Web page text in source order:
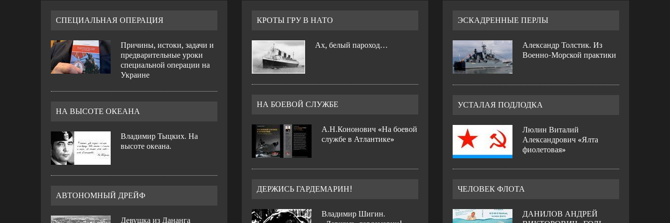
СПЕЦИАЛЬНАЯ ОПЕРАЦИЯ
Причины, истоки, задачи и
предварительные уроки
специальной операции на
Украине
НА ВЫСОТЕ ОКЕАНА
Владимир Тыцких. На
высоте океана.
АВТОНОМНЫЙ ДРЕЙФ
Девушка из Дананга
КРОТЫ ГРУ В НАТО
Ах, белый пароход…
НА БОЕВОЙ СЛУЖБЕ
А.Н.Кононович «На боевой
службе в Атлантике»
ДЕРЖИСЬ ГАРДЕМАРИН!
Владимир Шигин.
ЭСКАДРЕННЫЕ ПЕРЛЫ
Александр Толстик. Из
Военно-Морской практики
УСТАЛАЯ ПОДЛОДКА
Люлин Виталий
Александрович «Ялта
фиолетовая»
ЧЕЛОВЕК ФЛОТА
ДАНИЛОВ АНДРЕЙ